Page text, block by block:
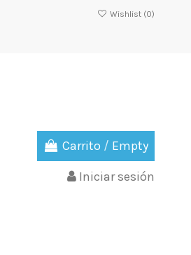
Wishlist (0)
Carrito / Empty
Iniciar sesión